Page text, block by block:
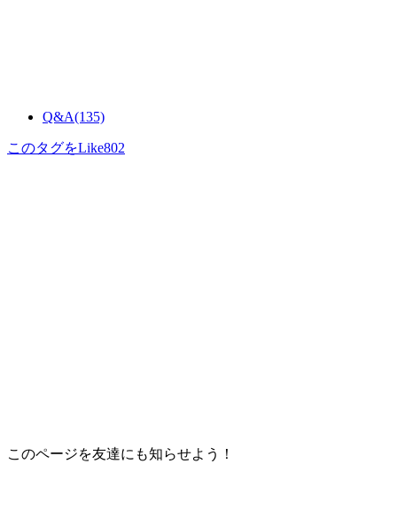
Q&A(135)
このタグをLike802
このページを友達にも知らせよう！